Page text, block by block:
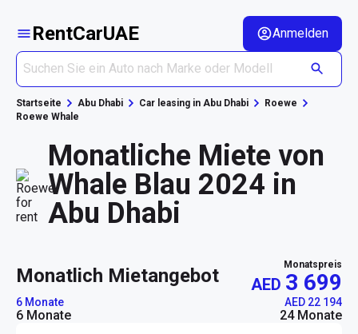
RentCarUAE Anmelden
Startseite Abu Dhabi Car leasing in Abu Dhabi
Roewe
Roewe Whale
Monatliche Miete von
Whale Blau 2024 in
Abu Dhabi
monatlich Mietangebot Monatspreis
AED 3 699
6 Monate AED 22 194
6 Monate 24 Monate